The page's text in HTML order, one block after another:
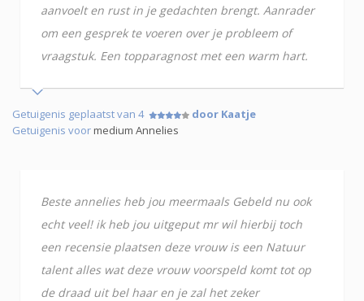
aanvoelt en rust in je gedachten brengt. Aanrader
om een gesprek te voeren over je probleem of
vraagstuk. Een topparagnost met een warm hart.
Getuigenis geplaatst van 4
door Kaatje
Getuigenis voormedium Annelies
Beste annelies heb jou meermaals Gebeld nu ook
echt veel! ik heb jou uitgeput mr wil hierbij toch
een recensie plaatsen deze vrouw is een Natuur
talent alles wat deze vrouw voorspeld komt tot op
de draad uit bel haar en je zal het zeker